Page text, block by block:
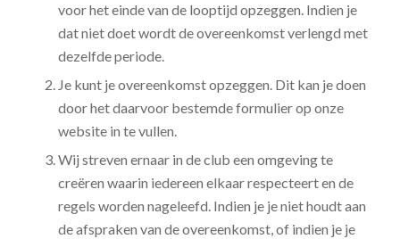
voor het einde van de looptijd opzeggen. Indien je
dat niet doet wordt de overeenkomst verlengd met
dezelfde periode.
Je kunt je overeenkomst opzeggen. Dit kan je doen
door het daarvoor bestemde formulier op onze
website in te vullen.
Wij streven ernaar in de club een omgeving te
creëren waarin iedereen elkaar respecteert en de
regels worden nageleefd. Indien je je niet houdt aan
de afspraken van de overeenkomst, of indien je je